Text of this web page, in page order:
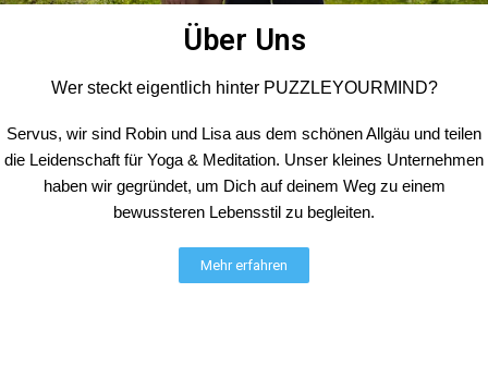
Die Shirts sind alle super, der Druck sehr gut und schön. Leider habe
Lächeln T-Shirt - 100% Bio
Rating: 5/5
NeuesShirt
Das T Shirt ist in einer sehr guten Qualität und passt perfekt.
Sun Jul 27 2025 11:12:53 GMT+0000 (Coordinated Universal Time)
Über Uns
Wer steckt eigentlich hinter PUZZLEYOURMIND?
Servus, wir sind Robin und Lisa aus dem schönen Allgäu und teilen
die Leidenschaft für Yoga & Meditation. Unser kleines Unternehmen
haben wir gegründet, um Dich auf deinem Weg zu einem
bewussteren Lebensstil zu begleiten.
Mehr erfahren